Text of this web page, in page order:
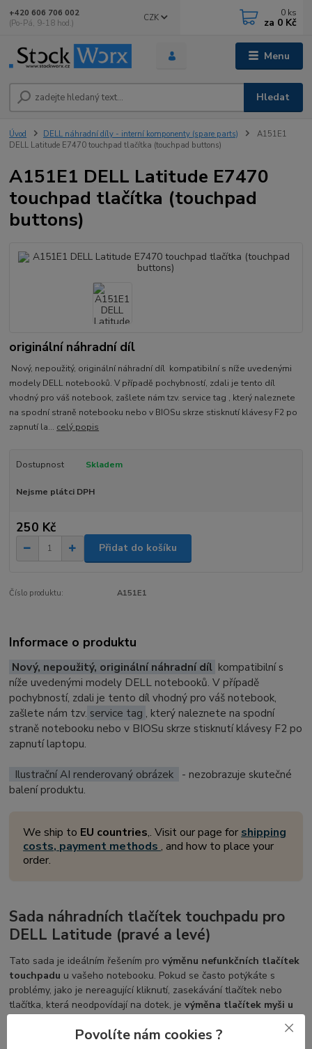
Menu
CZK
Hledat
+420 606 706 002
(Po-Pá, 9-18 hod.)
0 ks
za 0 Kč
Úvod DELL náhradní díly - interní komponenty (spare parts)
A151E1
DELL Latitude E7470 touchpad tlačítka (touchpad buttons)
A151E1 DELL Latitude E7470
touchpad tlačítka (touchpad
buttons)
originální náhradní díl
Nový, nepoužitý, originální náhradní díl kompatibilní s níže uvedenými
modely DELL notebooků. V případě pochybností, zdali je tento díl
vhodný pro váš notebook, zašlete nám tzv. service tag , který naleznete
na spodní straně notebooku nebo v BIOSu skrze stisknutí klávesy F2 po
zapnutí la... celý popis
Dostupnost Skladem
Nejsme plátci DPH
250 Kč
Přidat do košíku
Číslo produktu: A151E1
Informace o produktu
Nový, nepoužitý, originální náhradní díl kompatibilní s
níže uvedenými modely DELL notebooků. V případě
pochybností, zdali je tento díl vhodný pro váš notebook,
zašlete nám tzv. service tag , který naleznete na spodní
straně notebooku nebo v BIOSu skrze stisknutí klávesy F2 po
zapnutí laptopu.
Ilustrační AI renderovaný obrázek
- nezobrazuje skutečné
balení produktu.
We ship to EU countries,. Visit our page for shipping
costs, payment methods, and how to place your
order.
Sada náhradních tlačítek touchpadu pro
DELL Latitude (pravé a levé)
Tato sada je ideálním řešením provýměnu nefunkčních tlačítek
touchpadu u vašeho notebooku. Pokud se často potýkáte s
problémy, jako je nereagující kliknutí, zasekávání tlačítek nebo
tlačítka, která neodpovídají na dotek, jevýměna tlačítek myši u
těmto problémům měnit celý palmrest – stačí jednoduše vyměnit
Povolíte nám cookies ?